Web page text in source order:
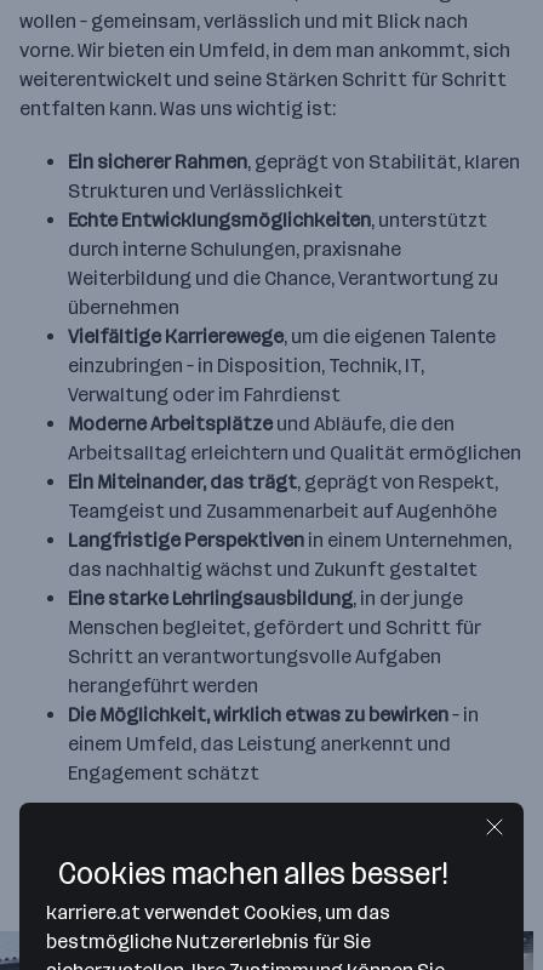
wollen – gemeinsam, verlässlich und mit Blick nach
vorne. Wir bieten ein Umfeld, in dem man ankommt, sich
weiterentwickelt und seine Stärken Schritt für Schritt
entfalten kann. Was uns wichtig ist:
Ein sicherer Rahmen, geprägt von Stabilität, klaren
Strukturen und Verlässlichkeit
Echte Entwicklungsmöglichkeiten, unterstützt
durch interne Schulungen, praxisnahe
Weiterbildung und die Chance, Verantwortung zu
übernehmen
Vielfältige Karrierewege, um die eigenen Talente
einzubringen – in Disposition, Technik, IT,
Verwaltung oder im Fahrdienst
Moderne Arbeitsplätze und Abläufe, die den
Arbeitsalltag erleichtern und Qualität ermöglichen
Ein Miteinander, das trägt, geprägt von Respekt,
Teamgeist und Zusammenarbeit auf Augenhöhe
Langfristige Perspektiven in einem Unternehmen,
das nachhaltig wächst und Zukunft gestaltet
Eine starke Lehrlingsausbildung, in der junge
Menschen begleitet, gefördert und Schritt für
Schritt an verantwortungsvolle Aufgaben
herangeführt werden
Die Möglichkeit, wirklich etwas zu bewirken– in
einem Umfeld, das Leistung anerkennt und
Engagement schätzt
Einblicke
Cookies machen alles besser!
karriere.at verwendet Cookies, um das
bestmögliche Nutzererlebnis für Sie